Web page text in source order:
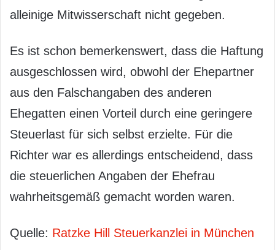
alleinige Mitwisserschaft nicht gegeben.
Es ist schon bemerkenswert, dass die Haftung
ausgeschlossen wird, obwohl der Ehepartner
aus den Falschangaben des anderen
Ehegatten einen Vorteil durch eine geringere
Steuerlast für sich selbst erzielte. Für die
Richter war es allerdings entscheidend, dass
die steuerlichen Angaben der Ehefrau
wahrheitsgemäß gemacht worden waren.
Quelle: Ratzke Hill Steuerkanzlei in München